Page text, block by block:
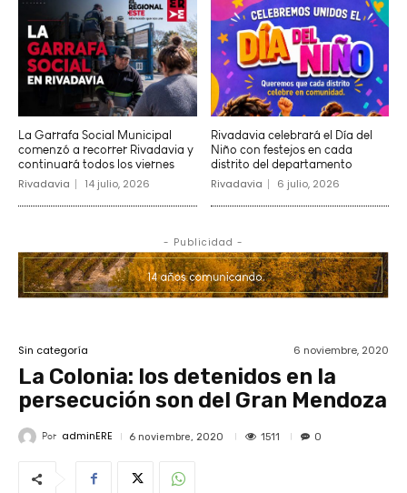
La Garrafa Social Municipal
comenzó a recorrer Rivadavia y
continuará todos los viernes
Rivadavia 14 julio, 2026
Rivadavia celebrará el Día del
Niño con festejos en cada
distrito del departamento
Rivadavia 6 julio, 2026
- Publicidad -